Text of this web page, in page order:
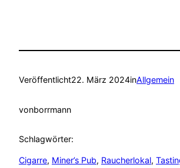
Veröffentlicht22. März 2024inAllgemein
vonborrmann
Schlagwörter:
Cigarre, Miner’s Pub, Raucherlokal,